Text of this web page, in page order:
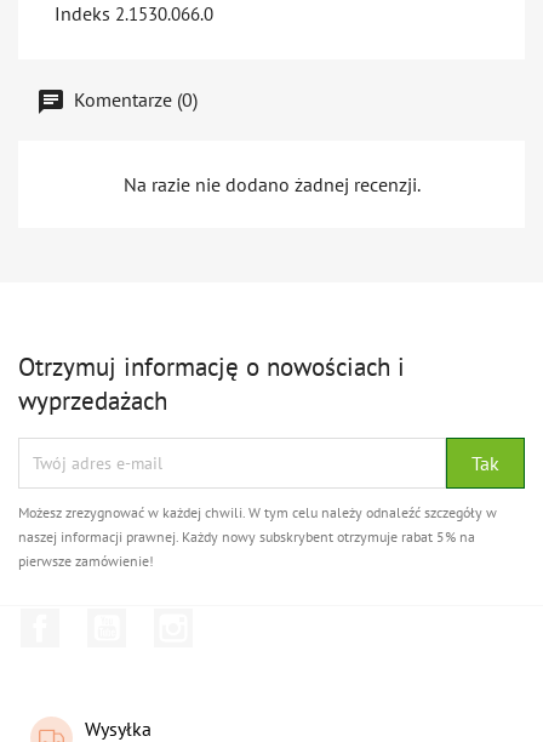
Indeks 2.1530.066.0
Komentarze (0)
Na razie nie dodano żadnej recenzji.
Otrzymuj informację o nowościach i
wyprzedażach
Możesz zrezygnować w każdej chwili. W tym celu należy odnaleźć szczegóły w
naszej informacji prawnej. Każdy nowy subskrybent otrzymuje rabat 5% na
pierwsze zamówienie!
Wysyłka